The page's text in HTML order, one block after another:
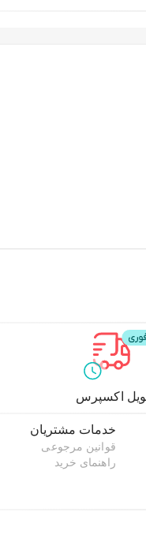
اکسپرس
خدمات مشتریان
قوانین مرجوعی
راهنمای خرید